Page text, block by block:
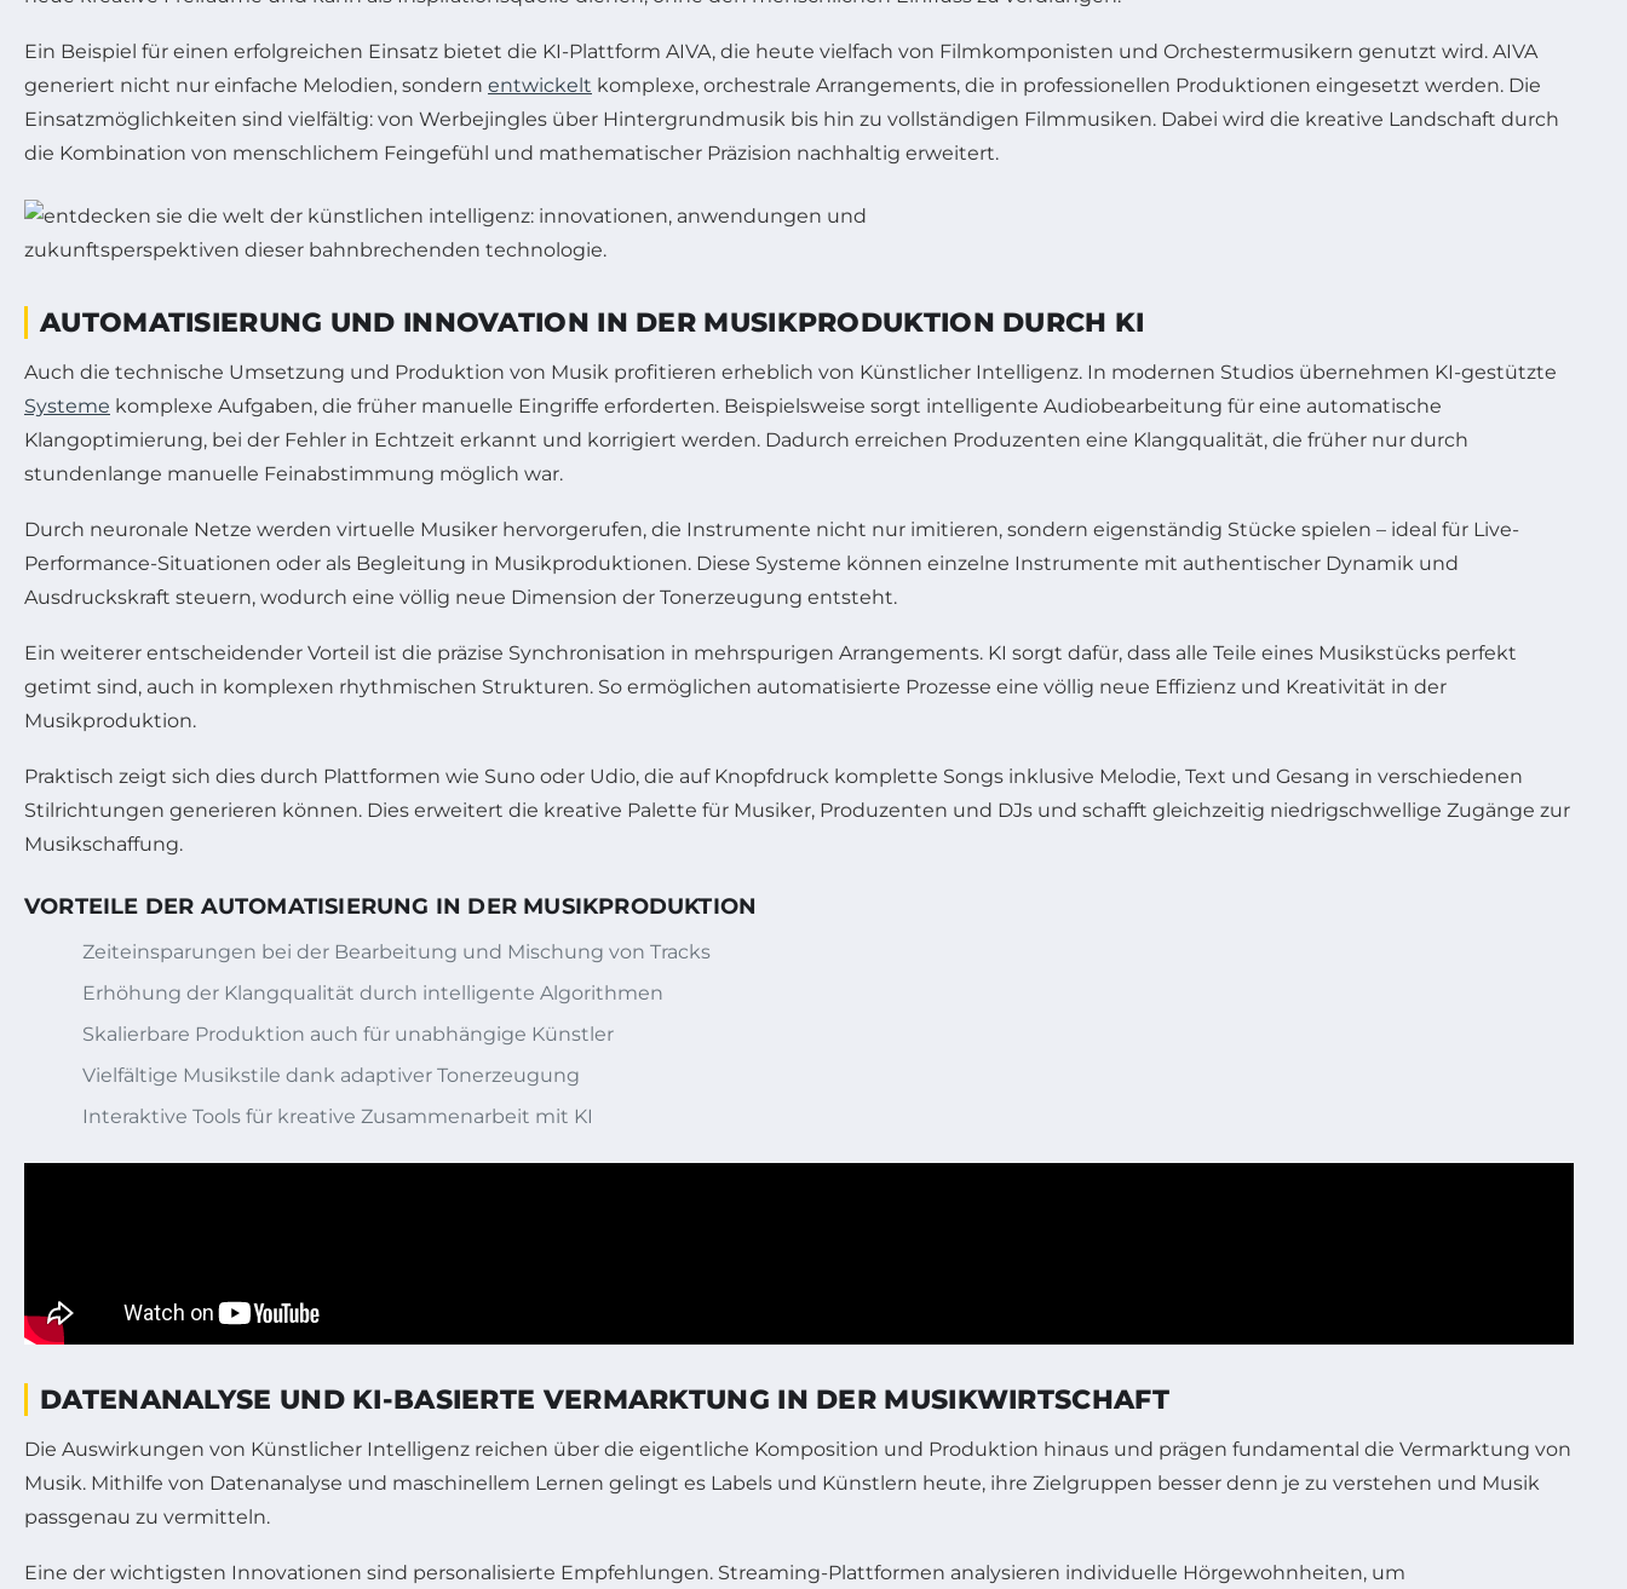
Ein Beispiel für einen erfolgreichen Einsatz bietet die KI-Plattform AIVA, die heute vielfach von Filmkomponisten und Orchestermusikern genutzt wird. AIVA
generiert nicht nur einfache Melodien, sondern entwickelt komplexe, orchestrale Arrangements, die in professionellen Produktionen eingesetzt werden. Die
Einsatzmöglichkeiten sind vielfältig: von Werbejingles über Hintergrundmusik bis hin zu vollständigen Filmmusiken. Dabei wird die kreative Landschaft durch
die Kombination von menschlichem Feingefühl und mathematischer Präzision nachhaltig erweitert.
AUTOMATISIERUNG UND INNOVATION IN DER MUSIKPRODUKTION DURCH KI
Auch die technische Umsetzung und Produktion von Musik profitieren erheblich von Künstlicher Intelligenz. In modernen Studios übernehmen KI-gestützte
Systeme komplexe Aufgaben, die früher manuelle Eingriffe erforderten. Beispielsweise sorgt intelligente Audiobearbeitung für eine automatische
Klangoptimierung, bei der Fehler in Echtzeit erkannt und korrigiert werden. Dadurch erreichen Produzenten eine Klangqualität, die früher nur durch
stundenlange manuelle Feinabstimmung möglich war.
Durch neuronale Netze werden virtuelle Musiker hervorgerufen, die Instrumente nicht nur imitieren, sondern eigenständig Stücke spielen – ideal für Live-
Performance-Situationen oder als Begleitung in Musikproduktionen. Diese Systeme können einzelne Instrumente mit authentischer Dynamik und
Ausdruckskraft steuern, wodurch eine völlig neue Dimension der Tonerzeugung entsteht.
Ein weiterer entscheidender Vorteil ist die präzise Synchronisation in mehrspurigen Arrangements. KI sorgt dafür, dass alle Teile eines Musikstücks perfekt
getimt sind, auch in komplexen rhythmischen Strukturen. So ermöglichen automatisierte Prozesse eine völlig neue Effizienz und Kreativität in der
Musikproduktion.
Praktisch zeigt sich dies durch Plattformen wie Suno oder Udio, die auf Knopfdruck komplette Songs inklusive Melodie, Text und Gesang in verschiedenen
Stilrichtungen generieren können. Dies erweitert die kreative Palette für Musiker, Produzenten und DJs und schafft gleichzeitig niedrigschwellige Zugänge zur
Musikschaffung.
VORTEILE DER AUTOMATISIERUNG IN DER MUSIKPRODUKTION
Zeiteinsparungen bei der Bearbeitung und Mischung von Tracks
Erhöhung der Klangqualität durch intelligente Algorithmen
Skalierbare Produktion auch für unabhängige Künstler
Vielfältige Musikstile dank adaptiver Tonerzeugung
Interaktive Tools für kreative Zusammenarbeit mit KI
DATENANALYSE UND KI-BASIERTE VERMARKTUNG IN DER MUSIKWIRTSCHAFT
Die Auswirkungen von Künstlicher Intelligenz reichen über die eigentliche Komposition und Produktion hinaus und prägen fundamental die Vermarktung von
Musik. Mithilfe von Datenanalyse und maschinellem Lernen gelingt es Labels und Künstlern heute, ihre Zielgruppen besser denn je zu verstehen und Musik
passgenau zu vermitteln.
Eine der wichtigsten Innovationen sind personalisierte Empfehlungen. Streaming-Plattformen analysieren individuelle Hörgewohnheiten, um